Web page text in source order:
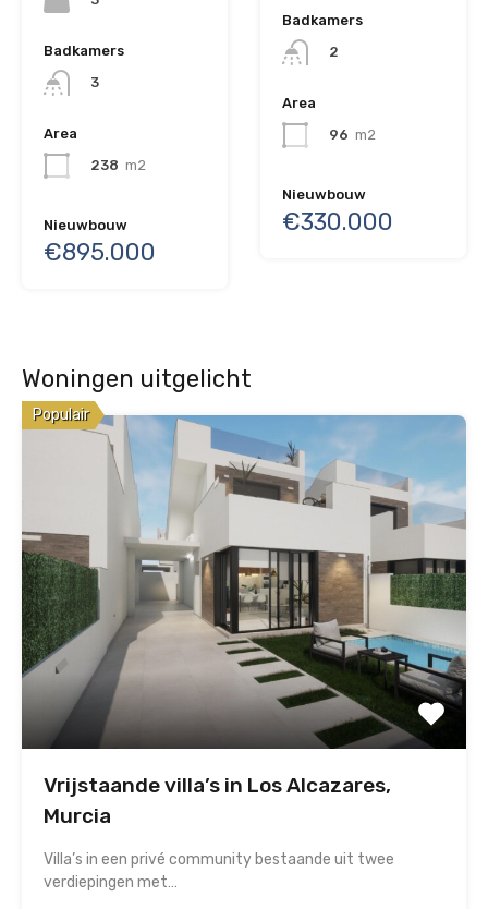
Badkamers
3
Area
238 m2
Nieuwbouw
€895.000
Badkamers
2
Area
96 m2
Nieuwbouw
€330.000
Woningen uitgelicht
Populair
Vrijstaande villa’s in Los Alcazares,
Murcia
Villa’s in een privé community bestaande uit twee
verdiepingen met…